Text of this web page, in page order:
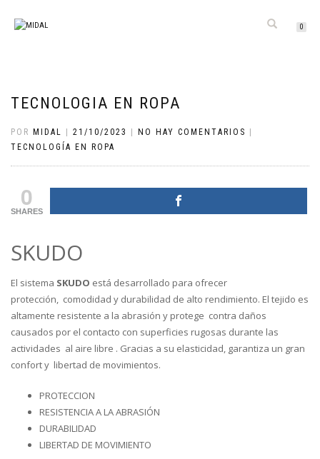
0
TECNOLOGIA EN ROPA
POR MIDAL 21/10/2023 NO HAY COMENTARIOS
TECNOLOGÍA EN ROPA
0
SHARES
SKUDO
El sistema SKUDO está desarrollado para ofrecer
protección, comodidad y durabilidad de alto rendimiento. El tejido es
altamente resistente a la abrasión y protege contra daños
causados ​​por el contacto con superficies rugosas durante las
actividades al aire libre . Gracias a su elasticidad, garantiza un gran
confort y libertad de movimientos.
PROTECCION
RESISTENCIA A LA ABRASIÓN
DURABILIDAD
LIBERTAD DE MOVIMIENTO